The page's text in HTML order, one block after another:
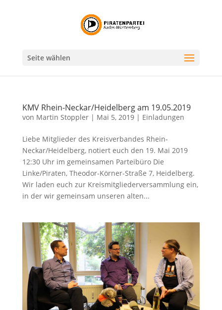
Seite wählen
KMV Rhein-Neckar/Heidelberg am 19.05.2019
von Martin Stoppler| Mai 5, 2019| Einladungen
Liebe Mitglieder des Kreisverbandes Rhein-
Neckar/Heidelberg, notiert euch den 19. Mai 2019
12:30 Uhr im gemeinsamen Parteibüro Die
Linke/Piraten, Theodor-Körner-Straße 7, Heidelberg.
Wir laden euch zur Kreismitgliederversammlung ein,
in der wir gemeinsam unseren alten...